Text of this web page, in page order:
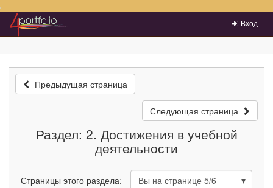
Преейти на главное меню
Вход
Предыдущая страница
Следующая страница
Раздел: 2. Достижения в учебной
деятельности
Страницы этого раздела: Вы на странице 5/6